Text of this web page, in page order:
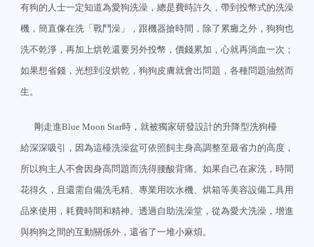
有狗的人士一定知道為愛狗洗澡，總是費時許久，帶到投幣式的洗澡
機，簡直像在洗「戰鬥澡」，跟機器搶時間，除了累癱之外，狗狗也
洗不乾淨，再加上烘乾還要另外投幣，價錢累加，心就再淌血一次；
如果想省錢，光想到沒烘乾，狗狗皮膚就會出問題，各種問題油然而
生。
剛走進Blue Moon Star時，就被獨家研發設計的升降型洗狗檯
給深深吸引，因為這檯洗澡盆可依照飼主身高調整至最省力的高度，
所以狗主人不會因身高問題而洗得腰酸背痛。如果自己在家洗，時間
花得久，且還需自備洗毛精、專業用吹水機、烘箱等美容設備工具用
品來使用，耗費時間和精神。透過自助洗澡堂，從為愛犬洗澡，增進
與狗狗之間的互動關係外，還省了一堆小麻煩。